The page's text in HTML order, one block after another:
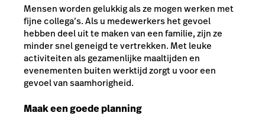
Mensen worden gelukkig als ze mogen werken met
fijne collega’s. Als u medewerkers het gevoel
hebben deel uit te maken van een familie, zijn ze
minder snel geneigd te vertrekken. Met leuke
activiteiten als gezamenlijke maaltijden en
evenementen buiten werktijd zorgt u voor een
gevoel van saamhorigheid.
Maak een goede planning